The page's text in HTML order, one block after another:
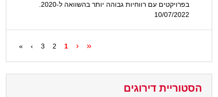
בפרויקטים עם רווחיות גבוהה יותר בהשוואה ל-2020.
10/07/2022
«
‹
1
2
3
›
»
הסטוריית דירוגים